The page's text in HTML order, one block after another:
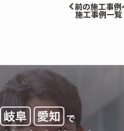
前の施工事例
施工事例一覧